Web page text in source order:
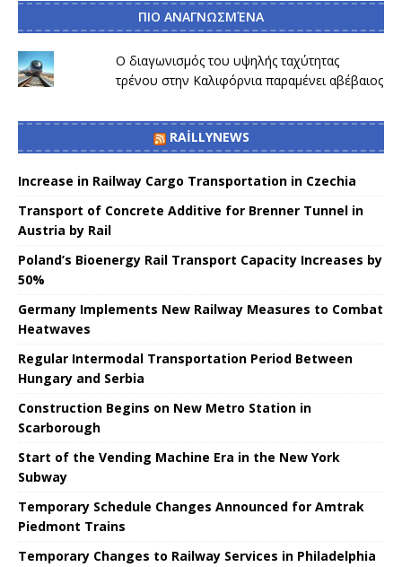
ΠΙΟ ΑΝΑΓΝΩΣΜΈΝΑ
Ο διαγωνισμός του υψηλής ταχύτητας
τρένου στην Καλιφόρνια παραμένει αβέβαιος
RAILLYNEWS
Increase in Railway Cargo Transportation in Czechia
Transport of Concrete Additive for Brenner Tunnel in
Austria by Rail
Poland’s Bioenergy Rail Transport Capacity Increases by
50%
Germany Implements New Railway Measures to Combat
Heatwaves
Regular Intermodal Transportation Period Between
Hungary and Serbia
Construction Begins on New Metro Station in
Scarborough
Start of the Vending Machine Era in the New York
Subway
Temporary Schedule Changes Announced for Amtrak
Piedmont Trains
Temporary Changes to Railway Services in Philadelphia